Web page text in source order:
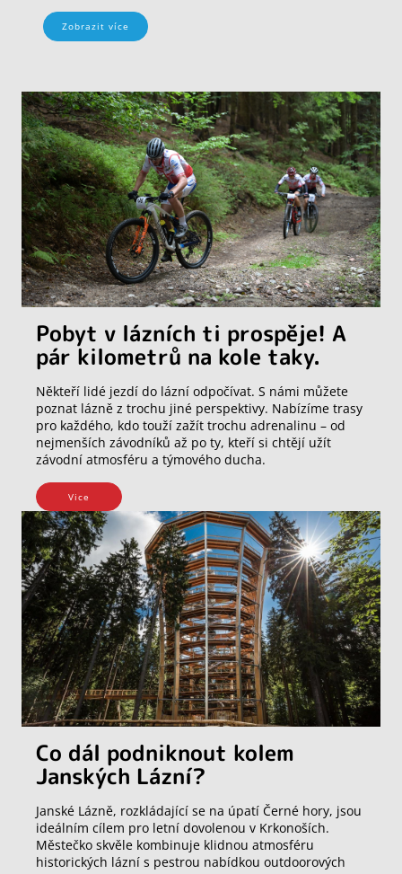
Zobrazit více
Pobyt v lázních ti prospěje! A
pár kilometrů na kole taky.
Někteří lidé jezdí do lázní odpočívat. S námi můžete
poznat lázně z trochu jiné perspektivy. Nabízíme trasy
pro každého, kdo touží zažít trochu adrenalinu – od
nejmenších závodníků až po ty, kteří si chtějí užít
závodní atmosféru a týmového ducha.
Vice
Co dál podniknout kolem
Janských Lázní?
Janské Lázně, rozkládající se na úpatí Černé hory, jsou
ideálním cílem pro letní dovolenou v Krkonoších.
Městečko skvěle kombinuje klidnou atmosféru
historických lázní s pestrou nabídkou outdoorových